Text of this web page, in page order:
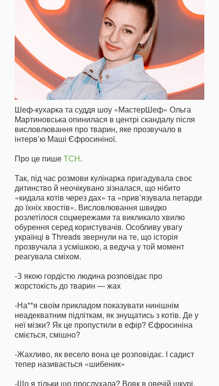
Шеф-кухарка та суддя шоу «МастерШеф» Ольга
Мартиновська опинилася в центрі скандалу після
висловлювання про тварин, яке прозвучало в
інтерв’ю Маші Єфросиніної.
Про це пишеТСН.
Так, під час розмови кулінарка пригадувала своє
дитинство й неочікувано зізналася, що нібито
«кидала котів через дах» та «прив’язувала петарди
до їхніх хвостів». Висловлювання швидко
розлетілося соцмережами та викликало хвилю
обурення серед користувачів. Особливу увагу
українці в Threads звернули на те, що історія
прозвучала з усмішкою, а ведуча у той момент
реагувала сміхом.
-З якою гордістю людина розповідає про
жорстокість до тварин — жах
-На**я своїм прикладом показувати нинішнім
неадекватним підліткам, як знущатись з котів. Де у
неї мізки? Як це пропустили в ефір? Єфросиніна
сміється, смішно?
-Жахливо, як весело вона це розповідає. І садист
тепер називається «шибеник»
-Що я тільки що прослухала? Вовк в овечій шкурі.